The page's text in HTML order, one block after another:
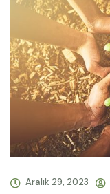
Aralık 29, 2023